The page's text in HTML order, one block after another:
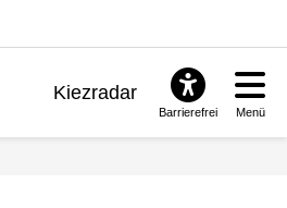
Kiezradar
Barrierefrei Menü